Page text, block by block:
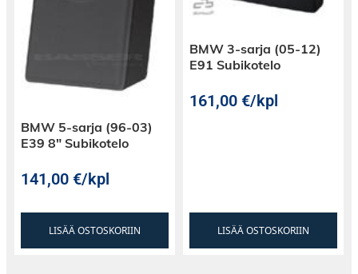
BMW 5-sarja (96-03)
E39 8″ Subikotelo
141,00€/kpl
LISÄÄ OSTOSKORIIN
BMW 3-sarja (05-12)
E91 Subikotelo
161,00€/kpl
LISÄÄ OSTOSKORIIN